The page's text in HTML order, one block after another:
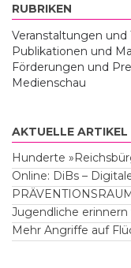
RUBRIKEN
Veranstaltungen und
Publikationen und
Förderungen und
Medienschau
AKTUELLE ARTIKEL
Hunderte
Online: DiBs –
Jugendliche erinnern
Mehr Angriffe auf